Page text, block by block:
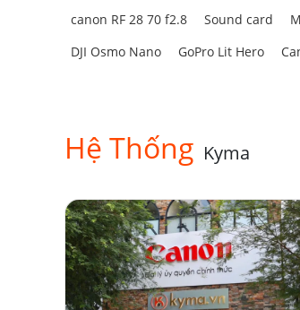
canon RF 28 70 f2.8
Sound card
DJI Osmo Nano
GoPro Lit Hero
Hệ Thống Kyma